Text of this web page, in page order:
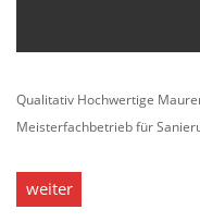
Qualitativ Hochwertige
Meisterfachbetrieb für
weiter